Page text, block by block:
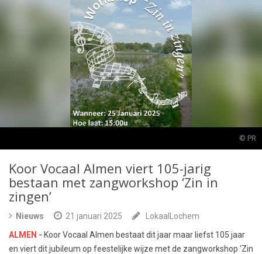
© PR
Koor Vocaal Almen viert 105-jarig
bestaan met zangworkshop ‘Zin in
zingen’
Nieuws 21 januari 2025
LokaalLochem
ALMEN - Koor Vocaal Almen bestaat dit jaar maar liefst 105 jaar
en viert dit jubileum op feestelijke wijze met de zangworkshop ‘Zin